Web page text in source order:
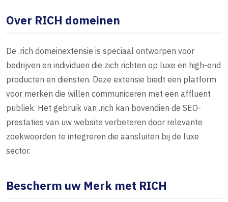
Over RICH domeinen
De .rich domeinextensie is speciaal ontworpen voor
bedrijven en individuen die zich richten op luxe en high-end
producten en diensten. Deze extensie biedt een platform
voor merken die willen communiceren met een affluent
publiek. Het gebruik van .rich kan bovendien de SEO-
prestaties van uw website verbeteren door relevante
zoekwoorden te integreren die aansluiten bij de luxe
sector.
Bescherm uw Merk met RICH